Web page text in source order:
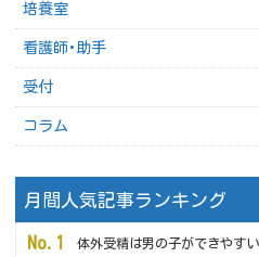
培養室
看護師･助手
受付
コラム
月間人気記事ランキング
体外受精は男の子ができやすい